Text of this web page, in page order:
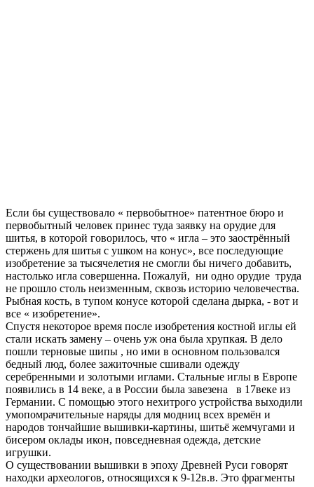
Если бы существовало « первобытное» патентное бюро и
первобытный человек принес туда заявку на орудие для
шитья, в которой говорилось, что « игла – это заострённый
стержень для шитья с ушком на конус», все последующие
изобретение за тысячелетия не смогли бы ничего добавить,
настолько игла совершенна. Пожалуй, ни одно орудие труда
не прошло столь неизменным, сквозь историю человечества.
Рыбная кость, в тупом конусе которой сделана дырка, - вот и
все « изобретение».
Спустя некоторое время после изобретения костной иглы ей
стали искать замену – очень уж она была хрупкая. В дело
пошли терновые шипы , но ими в основном пользовался
бедный люд, более зажиточные сшивали одежду
серебренными и золотыми иглами. Стальные иглы в Европе
появились в 14 веке, а в России была завезена в 17веке из
Германии. С помощью этого нехитрого устройства выходили
умопомрачительные наряды для модниц всех времён и
народов тончайшие вышивки-картины, шитьё жемчугами и
бисером оклады икон, повседневная одежда, детские
игрушки.
О существовании вышивки в эпоху Древней Руси говорят
находки археологов, относящихся к 9-12в.в. Это фрагменты